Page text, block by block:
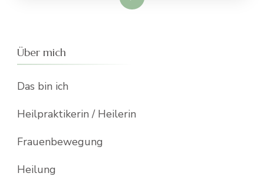
Über mich
Das bin ich
Heilpraktikerin / Heilerin
Frauenbewegung
Heilung